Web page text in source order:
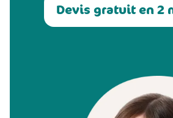
Devis gratuit en 2